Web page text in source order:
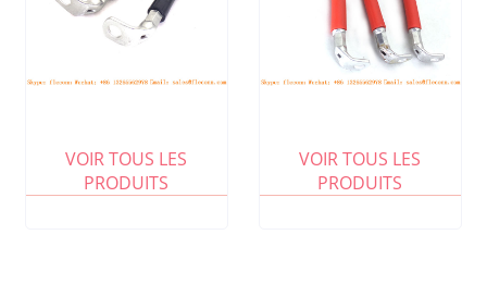
VOIR TOUS LES
PRODUITS
VOIR TOUS LES
PRODUITS